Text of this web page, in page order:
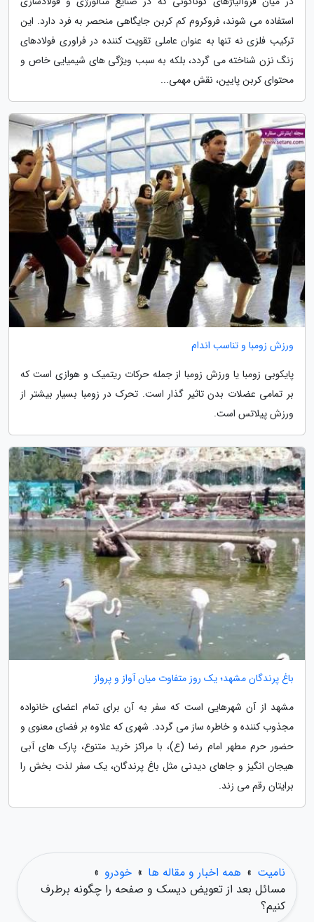
استفاده می شوند، فروکروم کم کربن جایگاهی منحصر به فرد دارد. این
ترکیب فلزی نه تنها به عنوان عاملی تقویت کننده در فراوری فولادهای
زنگ نزن شناخته می گردد، بلکه به سبب ویژگی های شیمیایی خاص و
محتوای کربن پایین، نقش مهمی...
ورزش زومبا و تناسب اندام
پایکوبی زومبا یا ورزش زومبا از جمله حرکات ریتمیک و هوازی است که
بر تمامی عضلات بدن تاثیر گذار است. تحرک در زومبا بسیار بیشتر از
ورزش پیلاتس است.
باغ پرندگان مشهد؛ یک روز متفاوت میان آواز و پرواز
مشهد از آن شهرهایی است که سفر به آن برای تمام اعضای خانواده
مجذوب کننده و خاطره ساز می گردد. شهری که علاوه بر فضای معنوی و
حضور حرم مطهر امام رضا (ع)، با مراکز خرید متنوع، پارک های آبی
هیجان انگیز و جاهای دیدنی مثل باغ پرندگان، یک سفر لذت بخش را
برایتان رقم می زند.
نامیت » همه اخبار و مقاله ها » خودرو »
مسائل بعد از تعویض دیسک و صفحه را چگونه برطرف
کنیم؟